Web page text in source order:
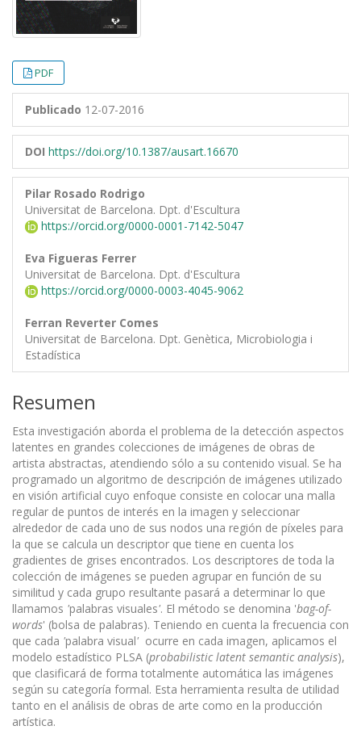
PDF
Publicado 12-07-2016
DOI https://doi.org/10.1387/ausart.16670
Pilar Rosado Rodrigo
Universitat de Barcelona. Dpt. d'Escultura
https://orcid.org/0000-0001-7142-5047
Eva Figueras Ferrer
Universitat de Barcelona. Dpt. d'Escultura
https://orcid.org/0000-0003-4045-9062
Ferran Reverter Comes
Universitat de Barcelona. Dpt. Genètica, Microbiologia i
Estadística
Resumen
Esta investigación aborda el problema de la detección aspectos
latentes en grandes colecciones de imágenes de obras de
artista abstractas, atendiendo sólo a su contenido visual. Se ha
programado un algoritmo de descripción de imágenes utilizado
en visión artificial cuyo enfoque consiste en colocar una malla
regular de puntos de interés en la imagen y seleccionar
alrededor de cada uno de sus nodos una región de píxeles para
la que se calcula un descriptor que tiene en cuenta los
gradientes de grises encontrados. Los descriptores de toda la
colección de imágenes se pueden agrupar en función de su
similitud y cada grupo resultante pasará a determinar lo que
llamamos 'palabras visuales'. El método se denomina 'bag-of-
words' (bolsa de palabras). Teniendo en cuenta la frecuencia con
que cada 'palabra visual' ocurre en cada imagen, aplicamos el
modelo estadístico PLSA (probabilistic latent semantic analysis),
que clasificará de forma totalmente automática las imágenes
según su categoría formal. Esta herramienta resulta de utilidad
tanto en el análisis de obras de arte como en la producción
artística.